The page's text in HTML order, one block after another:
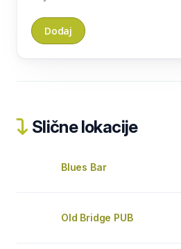
Slične lokacije
Blues Bar
Old Bridge PUB